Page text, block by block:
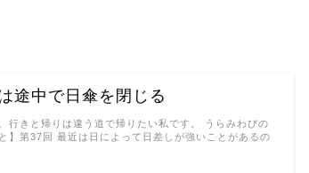
途中で日傘を閉じる
行きと帰りは違う道で帰りたい私です。 うらみわびの
】第37回 最近は日によって日差しが強いことがあるの